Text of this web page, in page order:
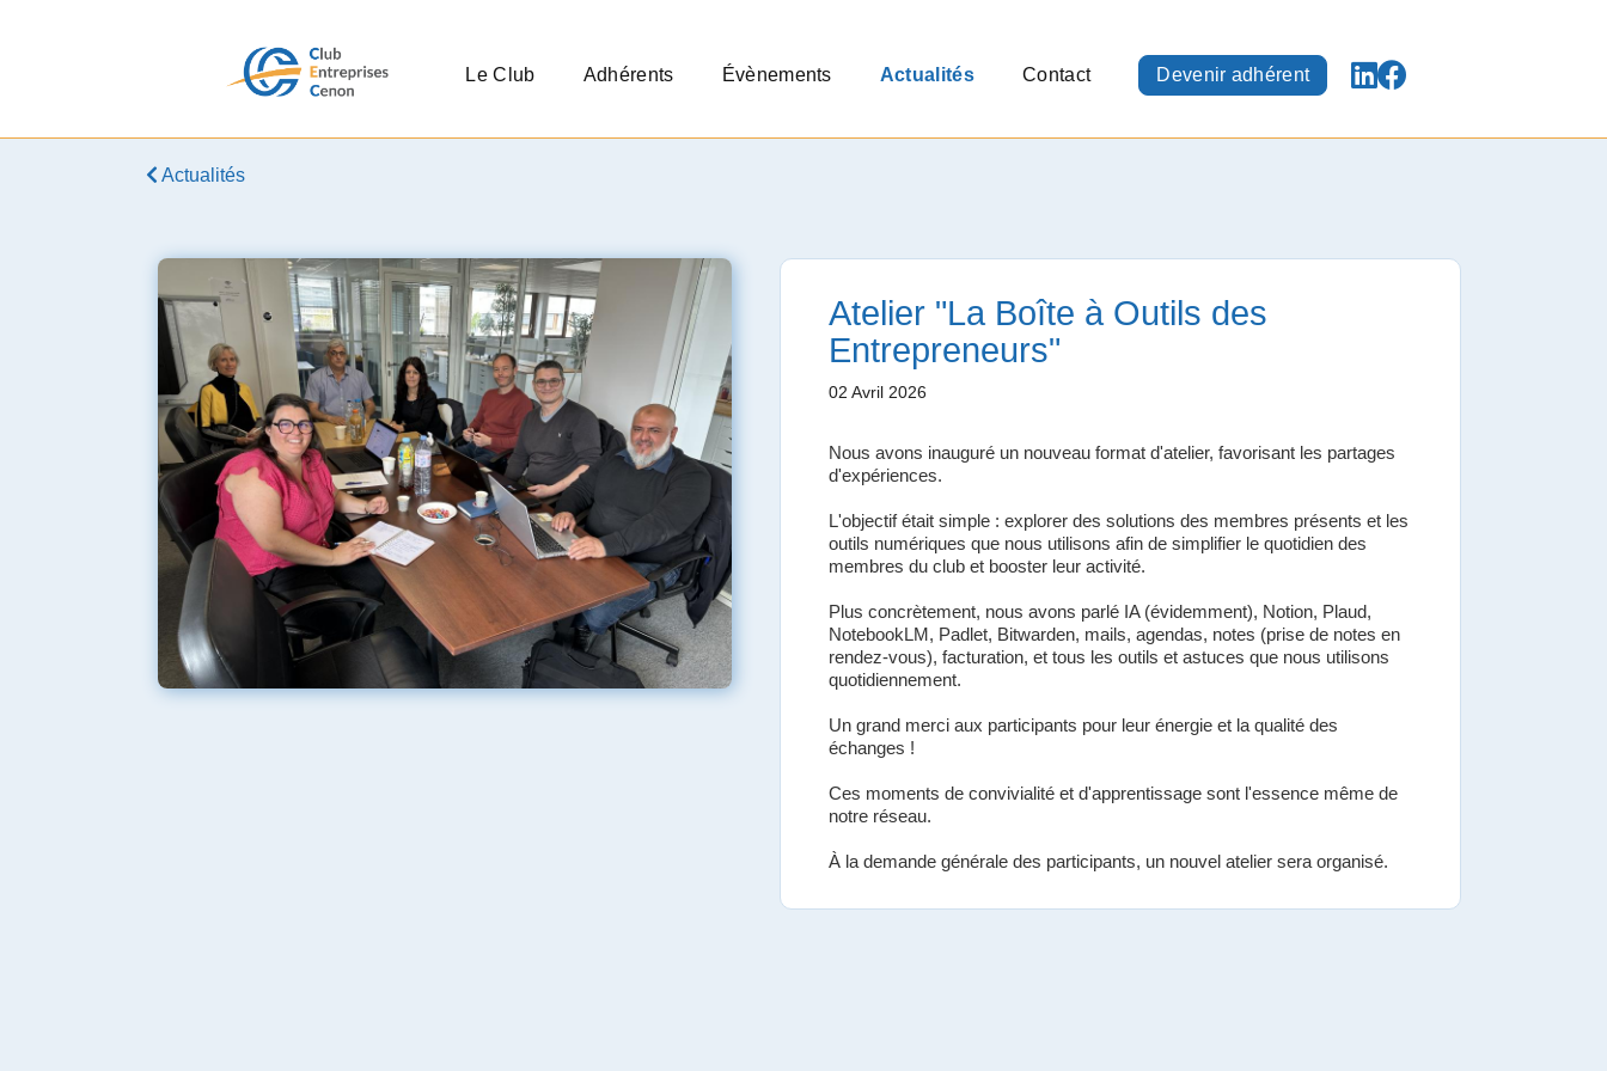
Le Club Adhérents Évènements Actualités Contact Devenir adhérent
Actualités
Atelier "La Boîte à Outils des
Entrepreneurs"
02 Avril 2026
Nous avons inauguré un nouveau format d'atelier, favorisant les partages
d'expériences.
L'objectif était simple : explorer des solutions des membres présents et les
outils numériques que nous utilisons afin de simplifier le quotidien des
membres du club et booster leur activité.
Plus concrètement, nous avons parlé IA (évidemment), Notion, Plaud,
NotebookLM, Padlet, Bitwarden, mails, agendas, notes (prise de notes en
rendez-vous), facturation, et tous les outils et astuces que nous utilisons
quotidiennement.
Un grand merci aux participants pour leur énergie et la qualité des
échanges !
Ces moments de convivialité et d'apprentissage sont l'essence même de
notre réseau.
À la demande générale des participants, un nouvel atelier sera organisé.